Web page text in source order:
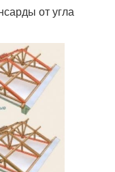
от угла